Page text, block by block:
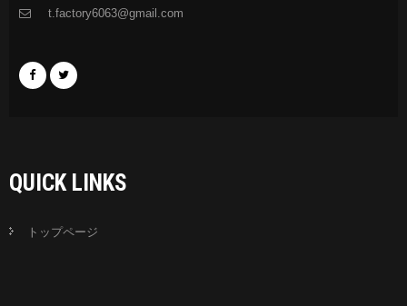
t.factory6063@gmail.com
QUICK LINKS
トップページ